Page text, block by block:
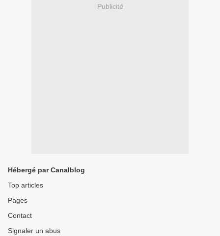
Publicité
Hébergé par Canalblog
Top articles
Pages
Contact
Signaler un abus